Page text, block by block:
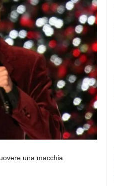
una macchia